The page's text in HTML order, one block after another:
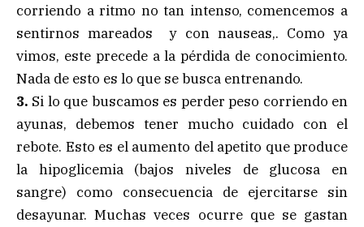
corriendo a ritmo no tan intenso, comencemos a
sentirnos mareados y con nauseas,. Como ya
vimos, este precede a la pérdida de conocimiento.
Nada de esto es lo que se busca entrenando.
3. Si lo que buscamos es perder peso corriendo en
ayunas, debemos tener mucho cuidado con el
rebote. Esto es el aumento del apetito que produce
la hipoglicemia (bajos niveles de glucosa en
sangre) como consecuencia de ejercitarse sin
desayunar. Muchas veces ocurre que se gastan